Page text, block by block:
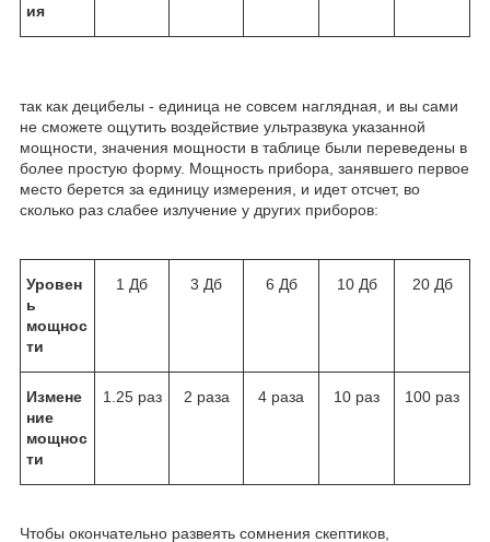
ия
так как децибелы - единица не совсем наглядная, и вы сами
не сможете ощутить воздействие ультразвука указанной
мощности, значения мощности в таблице были переведены в
более простую форму. Мощность прибора, занявшего первое
место берется за единицу измерения, и идет отсчет, во
сколько раз слабее излучение у других приборов:
Уровен
ь
мощнос
ти
1 Дб 3 Дб 6 Дб 10 Дб 20 Дб
Измене
ние
мощнос
ти
1.25 раз 2 раза 4 раза 10 раз 100 раз
Чтобы окончательно развеять сомнения скептиков,